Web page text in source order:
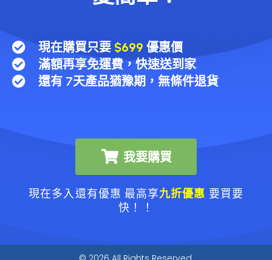
現在購買只要 $699 優惠價
滿額再享免運費，快速送到家
還有 7天產品猶豫期，無條件退貨
我要購買
現在多入還有優惠 最高享九折優惠 要買要
快！！